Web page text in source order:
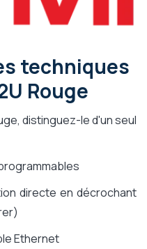
techniques
Rouge
distinguez-le d'un seul
directe en décrochant
Ethernet